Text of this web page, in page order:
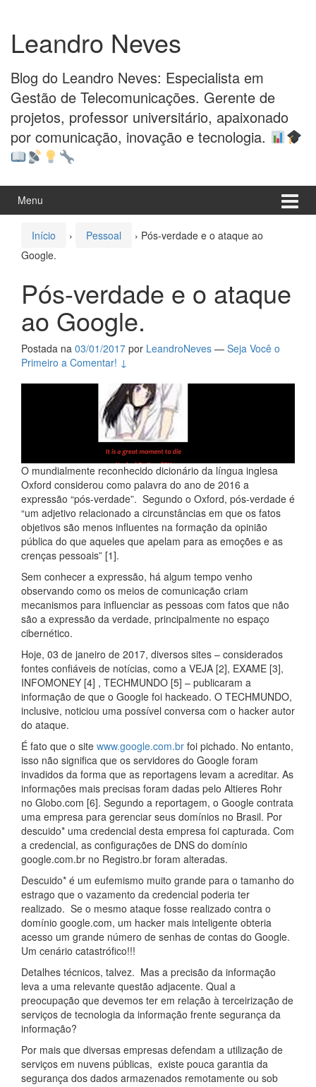
conteúdo
menu
principal
Leandro Neves
Blog do Leandro Neves: Especialista em
Gestão de Telecomunicações. Gerente de
projetos, professor universitário, apaixonado
por comunicação, inovação e tecnologia.
Menu
Início › Pessoal › Pós-verdade e o ataque ao
Google.
Pós-verdade e o ataque
ao Google.
Postada na 03/01/2017 por LeandroNeves — Seja Você o
Primeiro a Comentar! ↓
O mundialmente reconhecido dicionário da língua inglesa
Oxford considerou como palavra do ano de 2016 a
expressão “pós-verdade”. Segundo o Oxford, pós-verdade é
“um adjetivo relacionado a circunstâncias em que os fatos
objetivos são menos influentes na formação da opinião
pública do que aqueles que apelam para as emoções e as
crenças pessoais” [1].
Sem conhecer a expressão, há algum tempo venho
observando como os meios de comunicação criam
mecanismos para influenciar as pessoas com fatos que não
são a expressão da verdade, principalmente no espaço
cibernético.
Hoje, 03 de janeiro de 2017, diversos sites – considerados
fontes confiáveis de notícias, como a VEJA [2], EXAME [3],
INFOMONEY [4] , TECHMUNDO [5] – publicaram a
informação de que o Google foi hackeado. O TECHMUNDO,
inclusive, noticiou uma possível conversa com o hacker autor
do ataque.
É fato que o site www.google.com.br foi pichado. No entanto,
isso não significa que os servidores do Google foram
invadidos da forma que as reportagens levam a acreditar. As
informações mais precisas foram dadas pelo Altieres Rohr
no Globo.com [6]. Segundo a reportagem, o Google contrata
uma empresa para gerenciar seus domínios no Brasil. Por
descuido* uma credencial desta empresa foi capturada. Com
a credencial, as configurações de DNS do domínio
google.com.br no Registro.br foram alteradas.
Descuido* é um eufemismo muito grande para o tamanho do
estrago que o vazamento da credencial poderia ter
realizado. Se o mesmo ataque fosse realizado contra o
domínio google.com, um hacker mais inteligente obteria
acesso um grande número de senhas de contas do Google.
Um cenário catastrófico!!!
Detalhes técnicos, talvez. Mas a precisão da informação
leva a uma relevante questão adjacente. Qual a
preocupação que devemos ter em relação à terceirização de
serviços de tecnologia da informação frente segurança da
informação?
Por mais que diversas empresas defendam a utilização de
serviços em nuvens públicas, existe pouca garantia da
segurança dos dados armazenados remotamente ou sob